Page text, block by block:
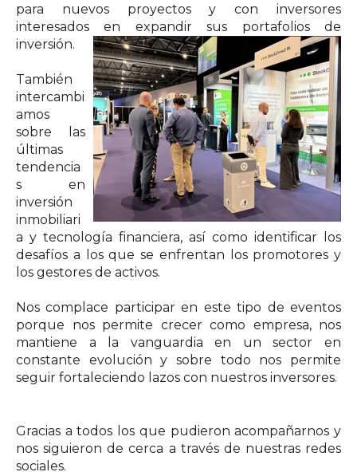
para nuevos proyectos y con inversores
interesados en expandir sus portafolios de
inversión.
También
intercambi
amos
sobre las
últimas
tendencia
s en
inversión
inmobiliari
a y tecnología financiera, así como identificar los
desafíos a los que se enfrentan los promotores y
los gestores de activos.
Nos complace participar en este tipo de eventos
porque nos permite crecer como empresa, nos
mantiene a la vanguardia en un sector en
constante evolución y sobre todo nos permite
seguir fortaleciendo lazos con nuestros inversores.
Gracias a todos los que pudieron acompañarnos y
nos siguieron de cerca a través de nuestras redes
sociales.